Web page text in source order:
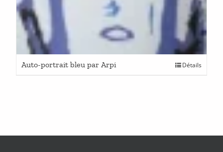
Auto-portrait bleu par Arpi Détails